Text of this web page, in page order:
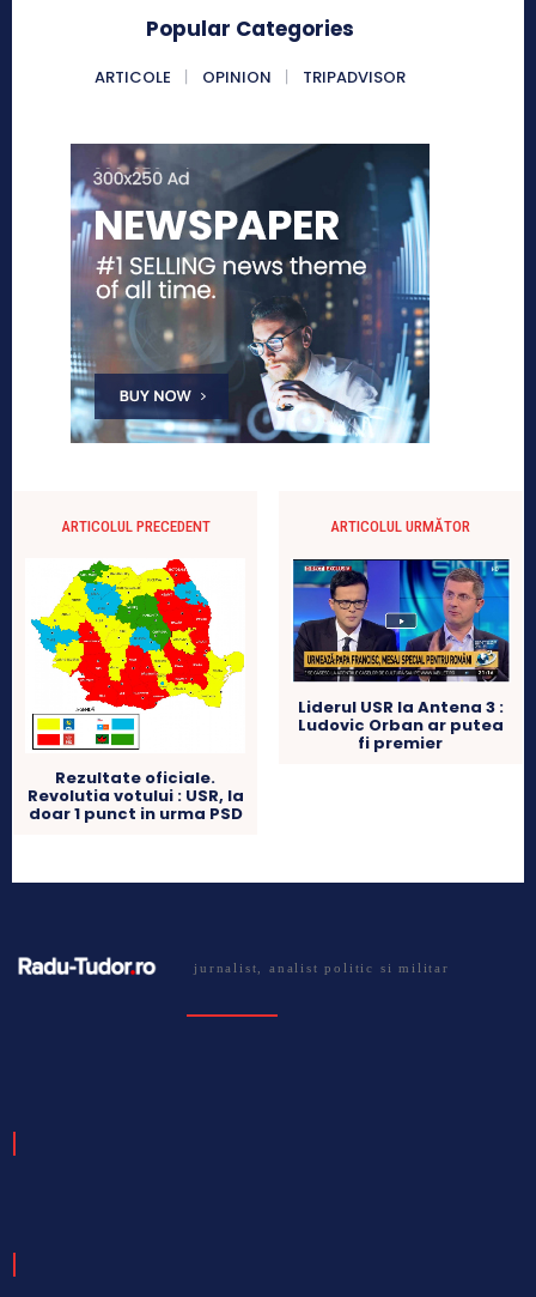
Popular Categories
ARTICOLE OPINION TRIPADVISOR
ARTICOLUL PRECEDENT
Rezultate oficiale.
Revolutia votului : USR, la
doar 1 punct in urma PSD
ARTICOLUL URMĂTOR
Liderul USR la Antena 3 :
Ludovic Orban ar putea
fi premier
jurnalist, analist politic si militar